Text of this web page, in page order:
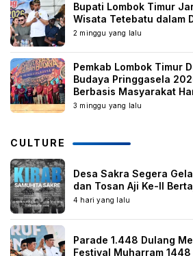
Bupati Lombok Timur
Wisata Tetebatu dalam
2 minggu yang lalu
Pemkab Lombok Timur
Budaya Pringgasela
Berbasis Masyarakat
3 minggu yang lalu
CULTURE
Desa Sakra Segera
dan Tosan Aji Ke-II
4 hari yang lalu
Parade 1.448 Dulang
Festival Muharram